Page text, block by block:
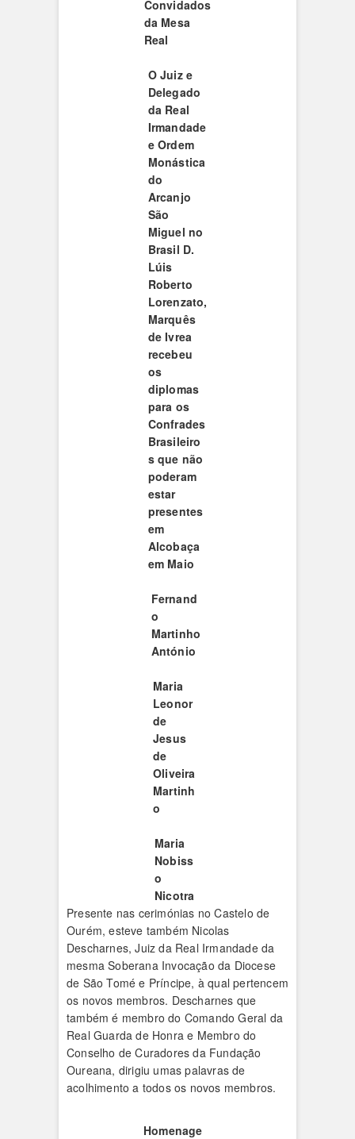
Convidados
da Mesa
Real
O Juiz e
Delegado
da Real
Irmandade
e Ordem
Monástica
do
Arcanjo
São
Miguel no
Brasil D.
Lúis
Roberto
Lorenzato,
Marquês
de Ivrea
recebeu
os
diplomas
para os
Confrades
Brasileiro
s que não
poderam
estar
presentes
em
Alcobaça
em Maio
Fernand
o
Martinho
António
Maria
Leonor
de
Jesus
de
Oliveira
Martinh
o
Maria
Nobiss
o
Nicotra
Presente nas cerimónias no Castelo de
Ourém, esteve também Nicolas
Descharnes, Juiz da Real Irmandade da
mesma Soberana Invocação da Diocese
de São Tomé e Príncipe, à qual pertencem
os novos membros. Descharnes que
também é membro do Comando Geral da
Real Guarda de Honra e Membro do
Conselho de Curadores da Fundação
Oureana, dirigiu umas palavras de
acolhimento a todos os novos membros.
Homenage